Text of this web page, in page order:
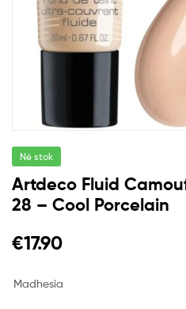
Në stok
Artdeco Fluid
28 – Cool Porcelain
€17.90
Madhesia